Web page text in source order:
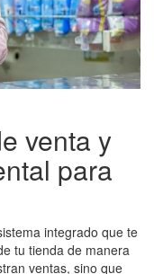
venta y
para
integrado que te
tu tienda de manera
ventas, sino que